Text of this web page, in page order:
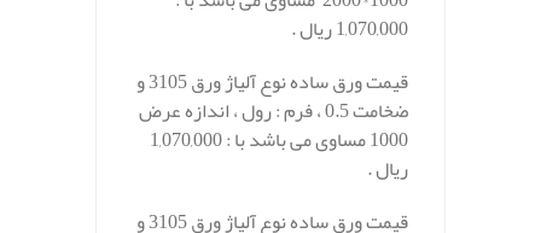
1,070,000 ریال .
قیمت ورق ساده نوع آلیاژ ورق 3105 و
ضخامت 0.5 ، فرم : رول ، اندازه عرض
1000 مساوی می باشد با : 1,070,000
ریال .
قیمت ورق ساده نوع آلیاژ ورق 3105 و